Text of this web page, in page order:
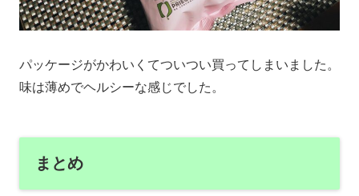
パッケージがかわいくてついつい買ってしまいました。
味は薄めでヘルシーな感じでした。
まとめ